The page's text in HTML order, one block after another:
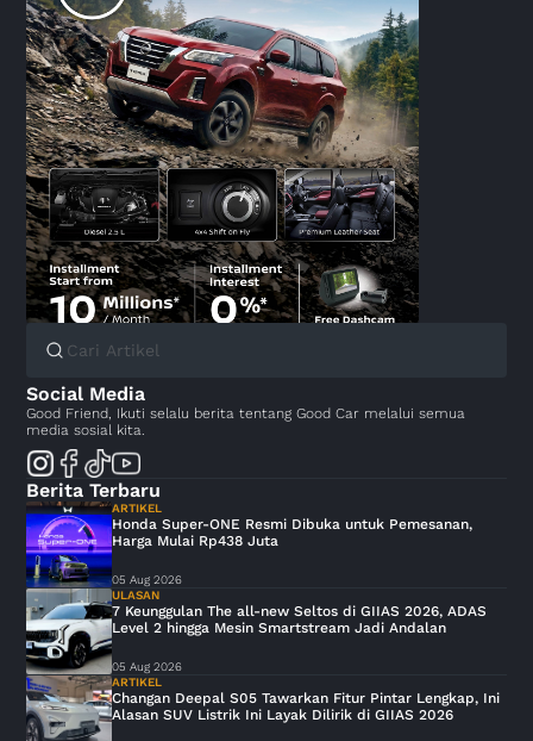
Social Media
Good Friend, Ikuti selalu berita tentang Good Car melalui semua
media sosial kita.
Berita Terbaru
ARTIKEL
Honda Super-ONE Resmi Dibuka untuk Pemesanan,
Harga Mulai Rp438 Juta
05 Aug 2026
ULASAN
7 Keunggulan The all-new Seltos di GIIAS 2026, ADAS
Level 2 hingga Mesin Smartstream Jadi Andalan
05 Aug 2026
ARTIKEL
Changan Deepal S05 Tawarkan Fitur Pintar Lengkap, Ini
Alasan SUV Listrik Ini Layak Dilirik di GIIAS 2026